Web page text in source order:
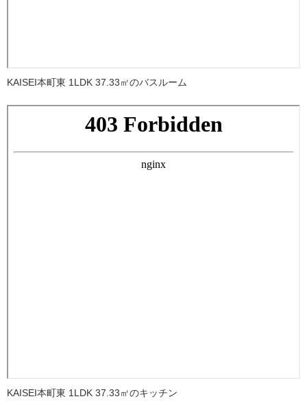
KAISEI本町東 1LDK 37.33㎡のバスルーム
KAISEI本町東 1LDK 37.33㎡のキッチン